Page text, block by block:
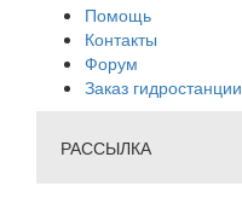
Помощь
Контакты
Форум
Заказ гидростанции
РАССЫЛКА